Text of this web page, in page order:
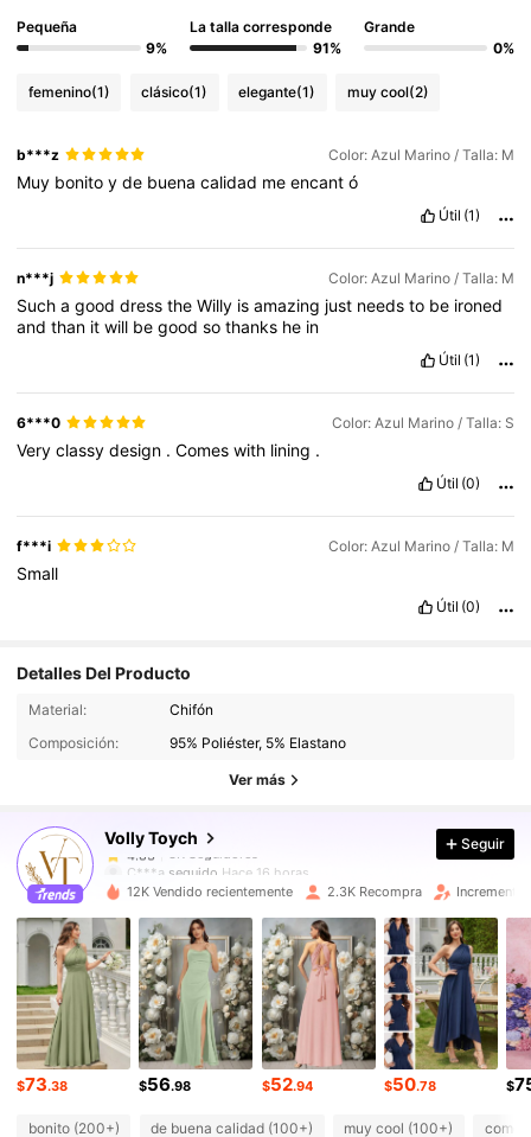
Pequeña
9%
La talla corresponde
91%
Grande
0%
femenino(1) clásico(1) elegante(1) muy cool(2)
b***z Color: Azul Marino / Talla: M
Muy bonitoyde buenacalidad meencantó
Útil (1)
n***j Color: Azul Marino / Talla: M
SuchagooddresstheWilly isamazing just needsto be ironed
andthan itwill begoodsothanks he in
Útil (1)
6***0 Color: Azul Marino / Talla: S
Veryclassydesign .Comeswith lining .
Útil (0)
f***i Color: Azul Marino / Talla: M
Small
Útil (0)
Detalles Del Producto
Material:
Chifón
Composición:
95% Poliéster, 5% Elastano
Ver más
Volly Toych
3K Seguidores
3K Seguidores
4.83
3K Seguidores
C***a
seguido Hace 16 horas
4.83
4.83 3K Seguidores
4.83 3K Seguidores
4.83 3K Seguidores
4.83 3K Seguidores
4.83 3K Seguidores
Seguir
12K Vendido recientemente 2.3K Recompra Incremento
$73.38 $56.98 $52.94 $50.78 $
bonito (200+) de buena calidad (100+) muy cool (100+) como